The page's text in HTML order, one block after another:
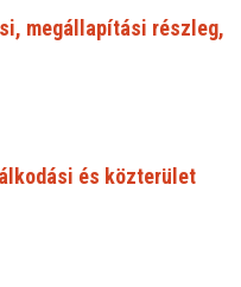
megállapítási részleg,
és közterület